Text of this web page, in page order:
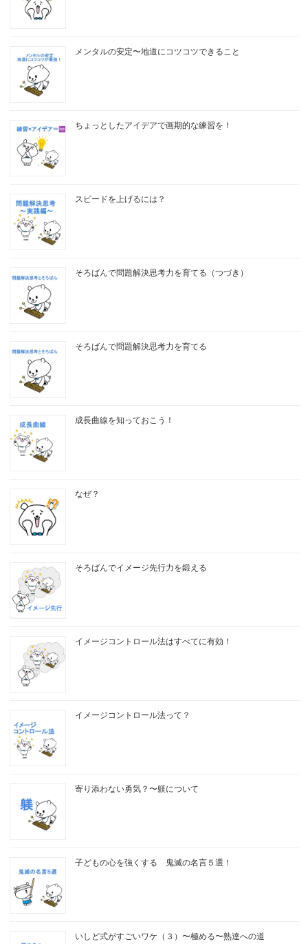
メンタルの安定〜地道にコツコツできること
ちょっとしたアイデアで画期的な練習を！
スピードを上げるには？
そろばんで問題解決思考力を育てる（つづき）
そろばんで問題解決思考力を育てる
成長曲線を知っておこう！
なぜ？
そろばんでイメージ先行力を鍛える
イメージコントロール法はすべてに有効！
イメージコントロール法って？
寄り添わない勇気？〜躾について
子どもの心を強くする 鬼滅の名言５選！
いしど式がすごいワケ（３）〜極める〜熟達への道